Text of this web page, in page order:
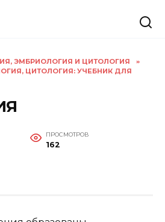
ЭМБРИОЛОГИЯ И ЦИТОЛОГИЯ
»
ЦИТОЛОГИЯ: УЧЕБНИК ДЛЯ
ПРОСМОТРОВ
162